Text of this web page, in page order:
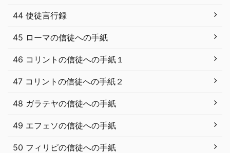
44 使徒言行録
45 ローマの信徒への手紙
46 コリントの信徒への手紙１
47 コリントの信徒への手紙２
48 ガラテヤの信徒への手紙
49 エフェソの信徒への手紙
50 フィリピの信徒への手紙